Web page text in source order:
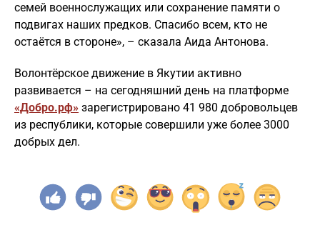
семей военнослужащих или сохранение памяти о
подвигах наших предков. Спасибо всем, кто не
остаётся в стороне», – сказала Аида Антонова.
Волонтёрское движение в Якутии активно
развивается – на сегодняшний день на платформе
«Добро.рф» зарегистрировано 41 980 добровольцев
из республики, которые совершили уже более 3000
добрых дел.